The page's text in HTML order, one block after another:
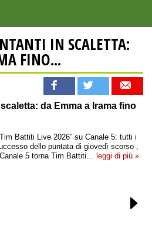
IN SCALETTA:
FINO...
da Emma a Irama fino
Battiti Live 2026” su Canale 5: tutti i
dello puntata di giovedì scorso ,
5 torna Tim Battiti... leggi di più »